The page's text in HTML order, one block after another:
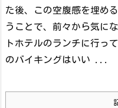
た後、この空腹感を埋め
うことで、前々から気に
トホテルのランチに行っ
のバイキングはいい ...